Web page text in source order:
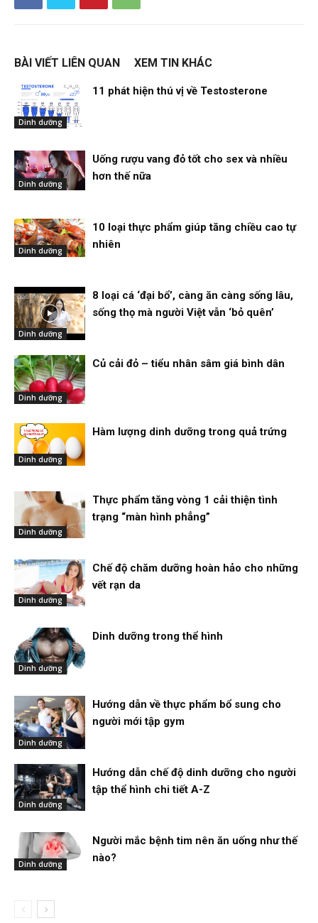
BÀI VIẾT LIÊN QUAN XEM TIN KHÁC
Dinh dưỡng
11 phát hiện thú vị về Testosterone
Dinh dưỡng
Uống rượu vang đỏ tốt cho sex và nhiều
hơn thế nữa
Dinh dưỡng
10 loại thực phẩm giúp tăng chiều cao tự
nhiên
Dinh dưỡng
8 loại cá ‘đại bổ’, càng ăn càng sống lâu,
sống thọ mà người Việt vẫn ‘bỏ quên’
Dinh dưỡng
Củ cải đỏ – tiểu nhân sâm giá bình dân
Dinh dưỡng
Hàm lượng dinh dưỡng trong quả trứng
Dinh dưỡng
Thực phẩm tăng vòng 1 cải thiện tình
trạng “màn hình phẳng”
Dinh dưỡng
Chế độ chăm dưỡng hoàn hảo cho những
vết rạn da
Dinh dưỡng
Dinh dưỡng trong thể hình
Dinh dưỡng
Hướng dẫn về thực phẩm bổ sung cho
người mới tập gym
Dinh dưỡng
Hướng dẫn chế độ dinh dưỡng cho người
tập thể hình chi tiết A-Z
Dinh dưỡng
Người mắc bệnh tim nên ăn uống như thế
nào?